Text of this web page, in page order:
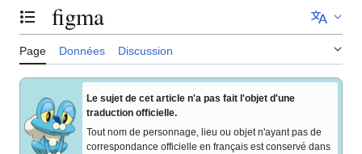
Basculer la table des matières
figma
Page Données Discussion
Le sujet de cet article n'a pas fait l'objet d'une
traduction officielle.
Tout nom de personnage, lieu ou objet n'ayant pas de
correspondance officielle en français est conservé dans